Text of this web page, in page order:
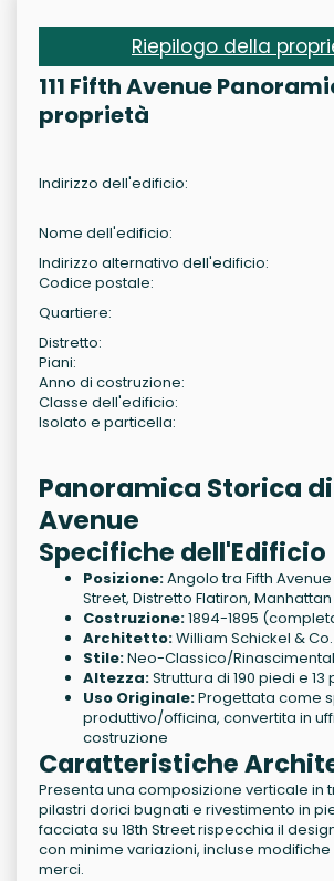
Riepilogo della
111 Fifth Avenue
proprietà
Indirizzo dell'edificio:
Nome dell'edificio:
Indirizzo alternativo dell'edificio:
Codice postale:
Quartiere:
Distretto:
Piani:
Anno di costruzione:
Classe dell'edificio:
Isolato e particella:
Panoramica Storica di
Avenue
Specifiche dell'Edificio
Posizione:Angolo tra Fifth Avenue
Street, Distretto Flatiron, Manhattan
Costruzione:1894-1895
Architetto:William Schickel & Co.
Stile:Neo-Classico/
Altezza:Struttura di 190 piedi e 13
Uso Originale:Progettata come
produttivo/officina, convertita in
costruzione
Caratteristiche
Presenta una composizione verticale in
pilastri dorici bugnati e rivestimento in
facciata su 18th Street rispecchia il
con minime variazioni, incluse modifiche
merci.